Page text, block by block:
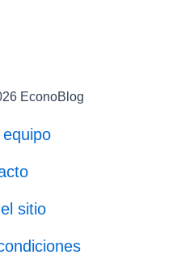
EconoBlog
sitio